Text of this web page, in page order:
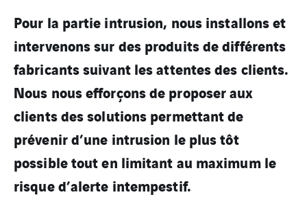
Pour la partie intrusion, nous installons et
intervenons sur des produits de différents
fabricants suivant les attentes des clients.
Nous nous efforçons de proposer aux
clients des solutions permettant de
prévenir d’une intrusion le plus tôt
possible tout en limitant au maximum le
risque d’alerte intempestif.